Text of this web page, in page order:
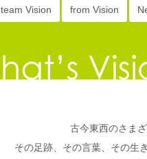
team Vision from Vision
古今東西のさま
その足跡、その言葉、その生